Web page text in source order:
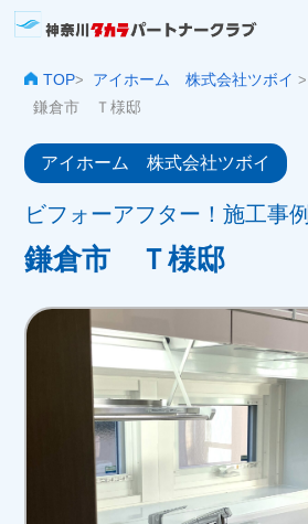
TOP> アイホーム 株式会社ツボイ>
鎌倉市 Ｔ様邸
アイホーム 株式会社ツボイ
ビフォーアフター！施工事例
鎌倉市 Ｔ様邸